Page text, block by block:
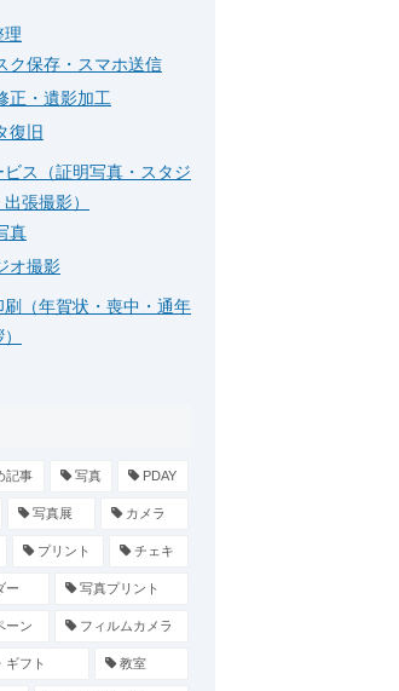
理
ク保存・スマホ送信
正・遺影加工
復旧
ビス（証明写真・スタジ
張撮影）
真
オ撮影
刷（年賀状・喪中・通年
記事 写真 PDAY
写真展 カメラ
プリント チェキ
ー 写真プリント
ーン フィルムカメラ
フト 教室